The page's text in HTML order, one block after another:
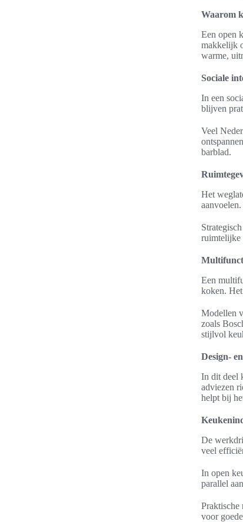
Waarom
Een open
makkelijk
warme,
Sociale
In een
blijven
Veel
barblad.
Het
ruimtelijke
Een
koken.
Modellen
zoals
stijlvol
Design-
In dit deel
adviezen
helpt bij
De
veel
In open
parallel
Praktische
voor